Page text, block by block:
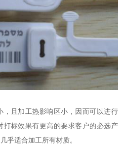
，且加工热影响区小，因而可以进行
打标效果有更高的要求客户的必选产
乎适合加工所有材质。